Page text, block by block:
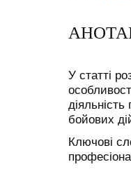
У статті
бойових
Ключові